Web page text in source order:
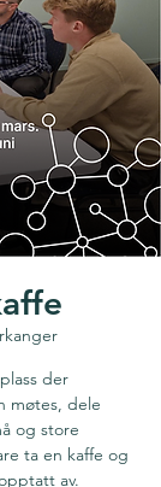
der
møtes, dele
og store
ta en kaffe og
av.